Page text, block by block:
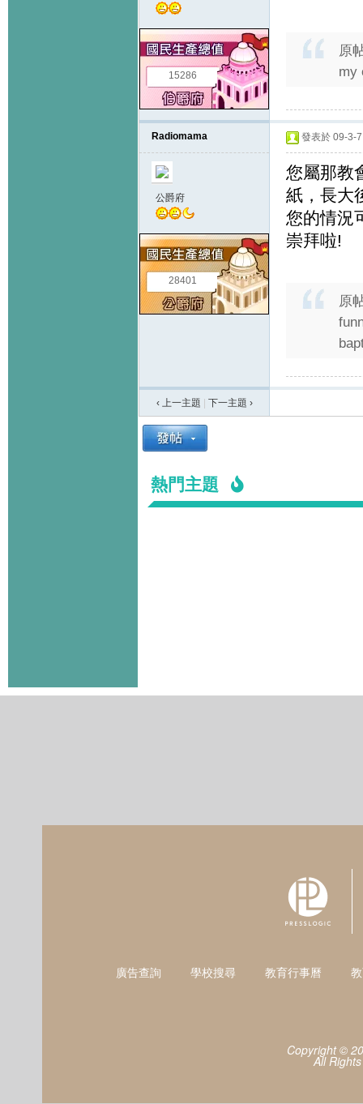
15286
原
my
Radiomama
公爵府
28401
發表於 09-3-
您屬那教
紙，長大
您的情況
崇拜啦!
原
‹ 上一主題 下一主題 ›
熱門主題
廣告查詢 學校搜尋 教育行事曆
Copyright ©
All